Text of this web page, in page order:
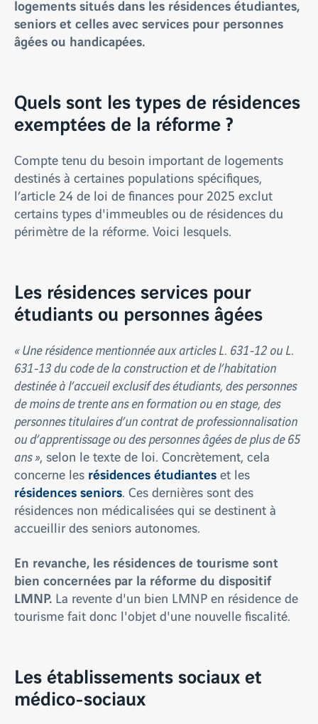
logements situés dans les résidences étudiantes,
seniors et celles avec services pour personnes
âgées ou handicapées.
Quels sont les types de résidences
exemptées de la réforme ?
Compte tenu du besoin important de logements
destinés à certaines populations spécifiques,
l’article 24 de loi de finances pour 2025 exclut
certains types d'immeubles ou de résidences du
périmètre de la réforme. Voici lesquels.
Les résidences services pour
étudiants ou personnes âgées
« Une résidence mentionnée aux articles L. 631-12 ou L.
631-13 du code de la construction et de l’habitation
destinée à l’accueil exclusif des étudiants, des personnes
de moins de trente ans en formation ou en stage, des
personnes titulaires d’un contrat de professionnalisation
ou d’apprentissage ou des personnes âgées de plus de 65
ans », selon le texte de loi. Concrètement, cela
concerne les résidences étudianteset les
résidences seniors. Ces dernières sont des
résidences non médicalisées qui se destinent à
accueillir des seniors autonomes.
En revanche, les résidences de tourisme sont
bien concernées par la réforme du dispositif
LMNP. La revente d'un bien LMNP en résidence de
tourisme fait donc l'objet d'une nouvelle fiscalité.
Les établissements sociaux et
médico-sociaux